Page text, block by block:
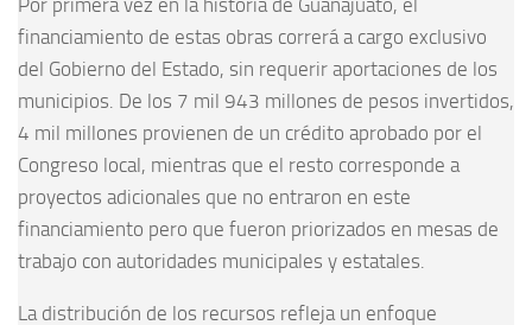
Por primera vez en la historia de Guanajuato, el
financiamiento de estas obras correrá a cargo exclusivo
del Gobierno del Estado, sin requerir aportaciones de los
municipios. De los 7 mil 943 millones de pesos invertidos,
4 mil millones provienen de un crédito aprobado por el
Congreso local, mientras que el resto corresponde a
proyectos adicionales que no entraron en este
financiamiento pero que fueron priorizados en mesas de
trabajo con autoridades municipales y estatales.
La distribución de los recursos refleja un enfoque